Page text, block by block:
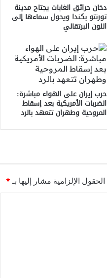
دخان حرائق الغابات يجتاح مدينة
تورنتو بكندا ويحول سماءها إلى
اللون البرتقالي
حرب إيران على الهواء مباشرة:
الضربات الأمريكية بعد إسقاط
المروحية وطهران تتعهد بالرد
الحقول الإلزامية مشار إليها بـ*